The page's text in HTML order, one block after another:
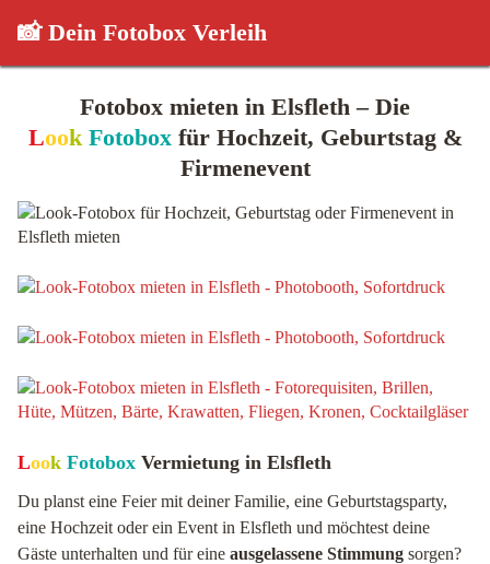
📸 Dein Fotobox Verleih
Fotobox mieten in Elsfleth – Die
Look Fotoboxfür Hochzeit, Geburtstag &
Firmenevent
Look Fotobox Vermietung in Elsfleth
Du planst eine Feier mit deiner Familie, eine Geburtstagsparty,
eine Hochzeit oder ein Event in Elsfleth und möchtest deine
Gäste unterhalten und für eine ausgelassene Stimmung sorgen?